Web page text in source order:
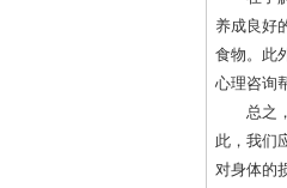
养成良好
食物。此
心理咨询
总之
此，我们
对身体的